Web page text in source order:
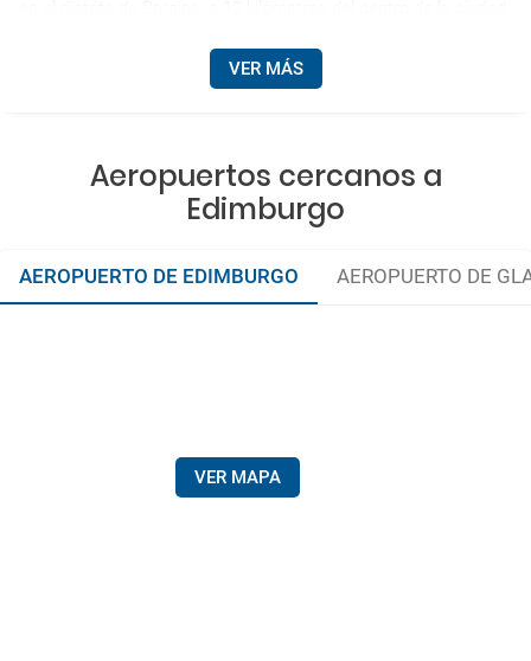
VER MÁS
Aeropuertos cercanos a
Edimburgo
AEROPUERTO DE EDIMBURGO AEROPUERTO DE
VER MAPA